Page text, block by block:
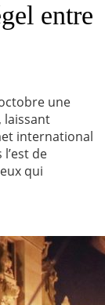
entre
une
laissant
international
de
qui